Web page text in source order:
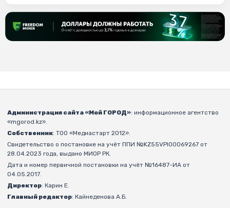
Администрация сайта «Мой ГОРОД»: информационное агентство
«mgorod.kz».
Собственник: ТОО «Медиастарт 2012».
Свидетельство о постановке на учёт ППИ №KZ55VPI00069267 от
28.04.2023 года, выдано МИОР РК.
Дата и номер первичной постановки на учёт №16487-ИА от
04.05.2017.
Директор: Карин Е.
Главный редактор: Кайнеденова А.Б.